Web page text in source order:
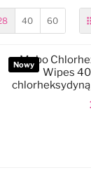
40 60
ulubionych
Nowy
Mubo
Wipes